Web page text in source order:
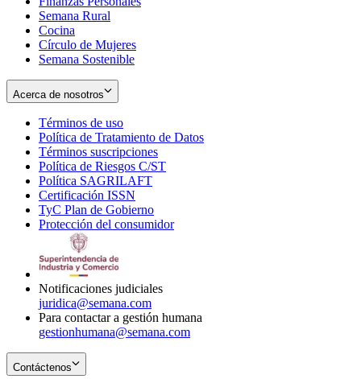
Semana Rural
Cocina
Círculo de Mujeres
Semana Sostenible
Acerca de nosotros
Términos de uso
in
new
window
Política de Tratamiento de Datos
Términos suscripciones
in
Política de Riesgos C/ST
Política SAGRILAFT
new
window
Certificación ISSN
in
new
TyC Plan de Gobierno
in
Protección del consumidorOpens
Notificaciones judiciales
juridica@semana.com
Para contactar a gestión humana
gestionhumana@semana.com
Contáctenos